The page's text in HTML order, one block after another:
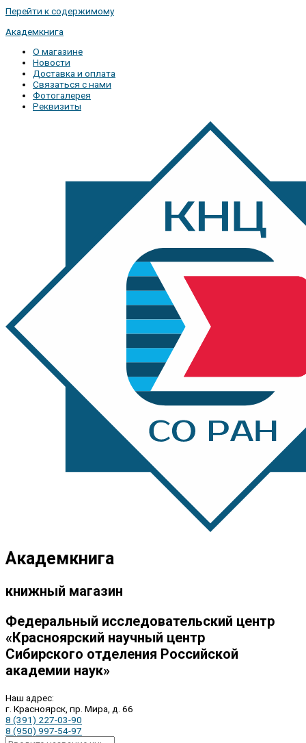
Перейти к содержимому
Академкнига
О магазине
Новости
Доставка и оплата
Связаться с нами
Фотогалерея
Реквизиты
Академкнига
книжный магазин
Федеральный исследовательский центр
«Красноярский научный центр
Сибирского отделения Российской
академии наук»
Наш адрес:
г. Красноярск, пр. Мира, д. 66
8 (391) 227-03-90
8 (950) 997-54-97